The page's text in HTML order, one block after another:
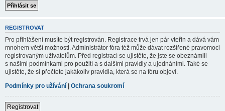
REGISTROVAT
Pro přihlášení musíte být registrován. Registrace trvá jen pár vteřin a dává vám
mnohem větší možnosti. Administrátor fóra též může dávat rozšířené pravomoci
registrovaným uživatelům. Před registrací se ujistěte, že jste se obeznámili
s našimi podmínkami pro použití a s dalšími pravidly a ujednáními. Také se
ujistěte, že si přečtete jakákoliv pravidla, která se na fóru objeví.
Podmínky pro užívání | Ochrana soukromí
Registrovat